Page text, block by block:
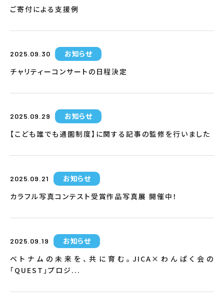
ご寄付による支援例
2025.09.30
お知らせ
チャリティーコンサートの日程決定
2025.09.29
お知らせ
【こども誰でも通園制度】に関する記事の監修を行いました
2025.09.21
お知らせ
カラフル写真コンテスト受賞作品写真展 開催中！
2025.09.19
お知らせ
ベトナムの未来を、共に育む。JICA×わんぱく会の
「QUEST」プロジ...